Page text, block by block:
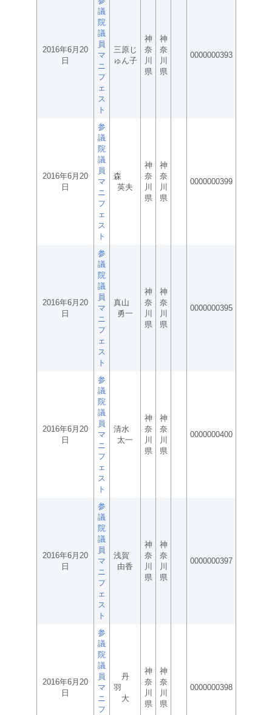
2016年6月20
日
議
院
議
員
マ
ニ
フ
ェ
ス
ト
三原じ
ゅん子
神
奈
川
県
神
奈
川
県
0000000393
2016年6月20
日
参
議
院
議
員
マ
ニ
フ
ェ
ス
ト
森
英夫
神
奈
川
県
神
奈
川
県
0000000399
2016年6月20
日
参
議
院
議
員
マ
ニ
フ
ェ
ス
ト
真山
勇一
神
奈
川
県
神
奈
川
県
0000000395
2016年6月20
日
参
議
院
議
員
マ
ニ
フ
ェ
ス
ト
清水
太一
神
奈
川
県
神
奈
川
県
0000000400
2016年6月20
日
参
議
院
議
員
マ
ニ
フ
ェ
ス
ト
浅賀
由香
神
奈
川
県
神
奈
川
県
0000000397
2016年6月20
日
参
議
院
議
員
マ
ニ
フ
丹
羽
大
神
奈
川
県
神
奈
川
県
0000000398